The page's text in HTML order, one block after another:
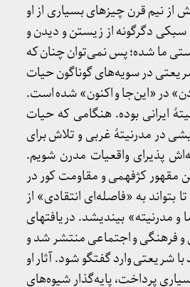
نیم قرن چیزهای بسیاری از او
سبکی دگرگونه از زیستن و دیدن و
ما شده؛ پس نمی­‌توان چنان که
در سویه­‌های گوناگون حیات
در «این‌جا و اکنون» شده است.
ایرانی بوده. هنگامی که حیات
در مدرنیتۀ غربی و تلاش برای
پذیرای واقعیات مدرن شویم.
مقهور کژفهمی و مقاومت کور در
بتواند به «فاصله­‌ای انتقادی» از
و مدرنیته» بیندیشد. دریافت­های
فرهنگی و اجتماعی منتشر شد و
شریعتی وارد گفتگو شود. آثار او
پرداخت، پایه­‌گذار شیوه­‌های